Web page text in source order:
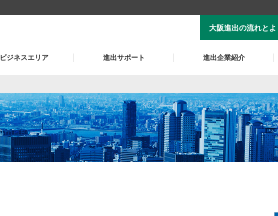
大阪進出の流れと
ビジネスエリア 進出サポート 進出企業紹介